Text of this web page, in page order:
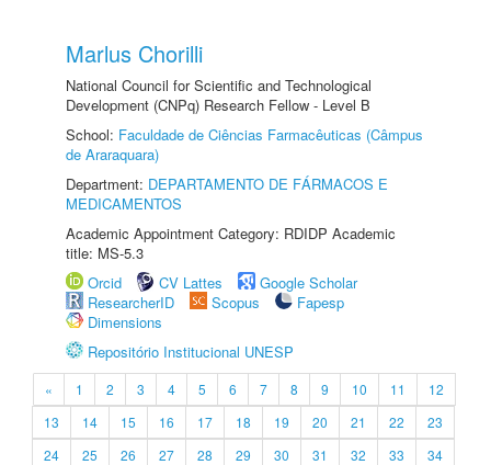
Marlus Chorilli
National Council for Scientific and Technological
Development (CNPq) Research Fellow - Level B
School: Faculdade de Ciências Farmacêuticas (Câmpus
de Araraquara)
Department: DEPARTAMENTO DE FÁRMACOS E
MEDICAMENTOS
Academic Appointment Category: RDIDP Academic
title: MS-5.3
Orcid
CV Lattes
Google Scholar
ResearcherID
Scopus
Fapesp
Dimensions
Repositório Institucional UNESP
« 1 2 3 4 5 6 7 8 9 10 11
12
13
14 15 16 17 18 19 20 21 22
23
24
25 26 27 28 29 30 31 32 33
34